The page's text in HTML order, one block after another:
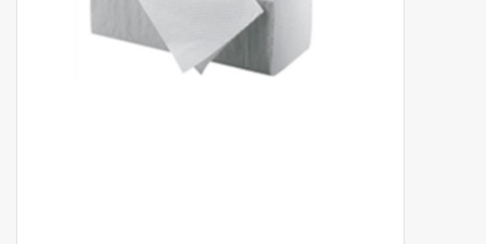
Bonbons pour la bonbonnière